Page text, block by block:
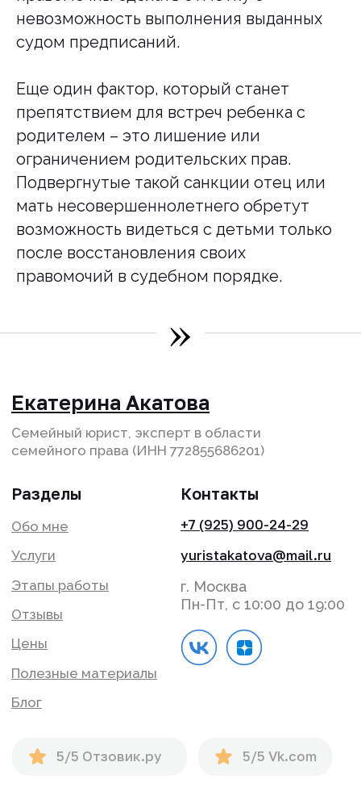
невозможность выполнения выданных
судом предписаний.
Еще один фактор, который станет
препятствием для встреч ребенка с
родителем – это лишение или
ограничением родительских прав.
Подвергнутые такой санкции отец или
мать несовершеннолетнего обретут
возможность видеться с детьми только
после восстановления своих
правомочий в судебном порядке.
»